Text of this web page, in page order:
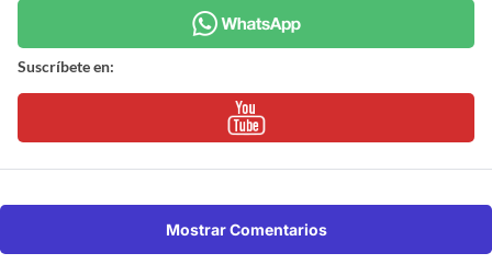
Suscríbete en:
Mostrar Comentarios